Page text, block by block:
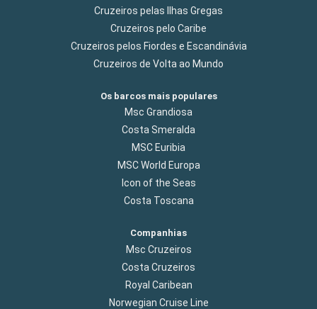
Cruzeiros pelas Ilhas Gregas
Cruzeiros pelo Caribe
Cruzeiros pelos Fiordes e Escandinávia
Cruzeiros de Volta ao Mundo
Os barcos mais populares
Msc Grandiosa
Costa Smeralda
MSC Euribia
MSC World Europa
Icon of the Seas
Costa Toscana
Companhias
Msc Cruzeiros
Costa Cruzeiros
Royal Caribean
Norwegian Cruise Line